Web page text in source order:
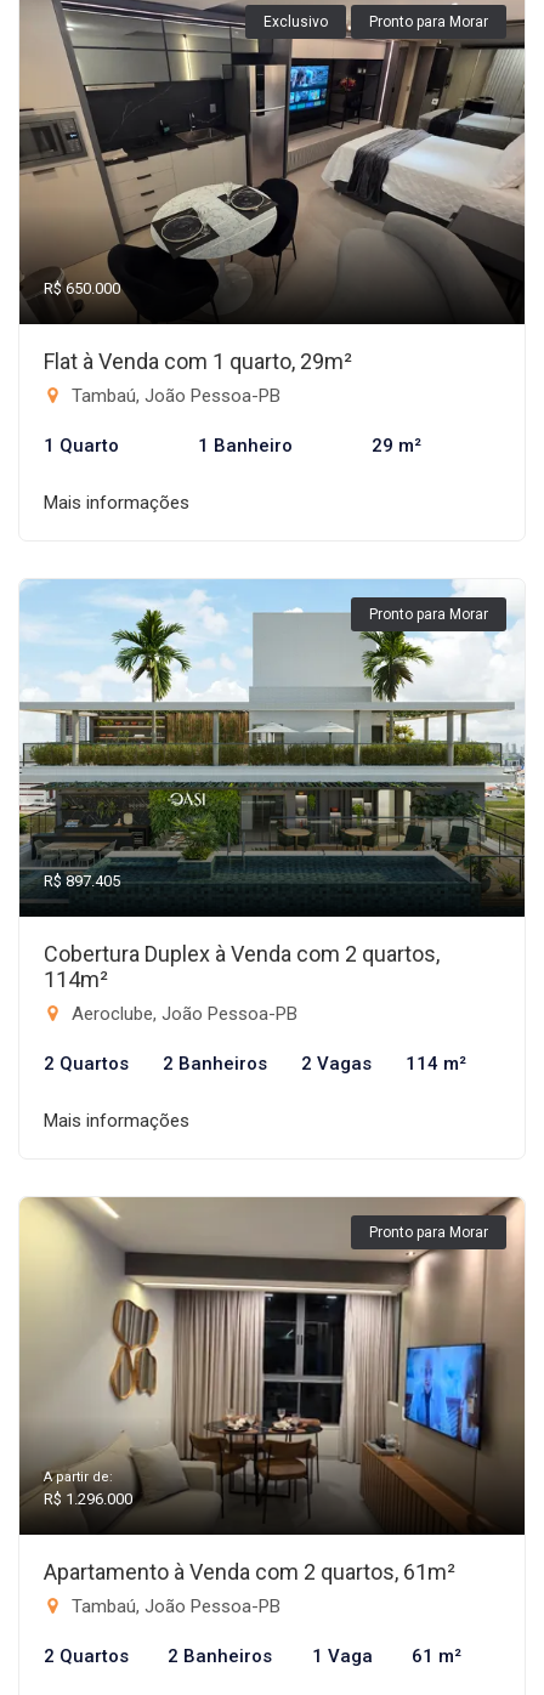
Exclusivo Pronto para Morar
R$ 650.000
Flat à Venda com 1 quarto, 29m²
Tambaú, João Pessoa-PB
1 Quarto 1 Banheiro 29 m²
Mais informações
Pronto para Morar
R$ 897.405
Cobertura Duplex à Venda com 2 quartos,
114m²
Aeroclube, João Pessoa-PB
2 Quartos 2 Banheiros 2 Vagas 114 m²
Mais informações
Pronto para Morar
A partir de:
R$ 1.296.000
Apartamento à Venda com 2 quartos, 61m²
Tambaú, João Pessoa-PB
2 Quartos 2 Banheiros 1 Vaga 61 m²